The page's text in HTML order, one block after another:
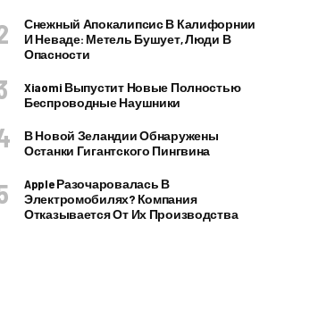
Снежный Апокалипсис В Калифорнии
И Неваде: Метель Бушует, Люди В
Опасности
Xiaomi Выпустит Новые Полностью
Беспроводные Наушники
В Новой Зеландии Обнаружены
Останки Гигантского Пингвина
Apple Разочаровалась В
Электромобилях? Компания
Отказывается От Их Производства